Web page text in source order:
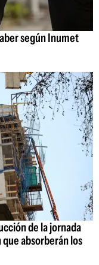
según Inumet
de la jornada
absorberán los